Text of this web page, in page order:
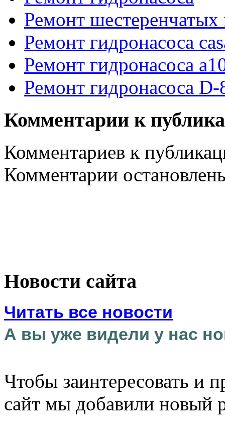
Ремонт шестеренчатых
Ремонт гидронасоса
Ремонт гидронасоса
Ремонт гидронасоса
Комментарии к
Комментариев к
Комментарии
Новости сайта
Читать все новости
А вы уже видели у нас
Чтобы заинтересовать и
сайт мы добавили новый